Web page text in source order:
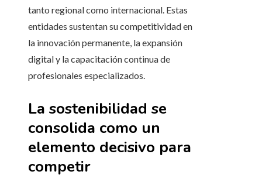
tanto regional como internacional. Estas
entidades sustentan su competitividad en
la innovación permanente, la expansión
digital y la capacitación continua de
profesionales especializados.
La sostenibilidad se
consolida como un
elemento decisivo para
competir